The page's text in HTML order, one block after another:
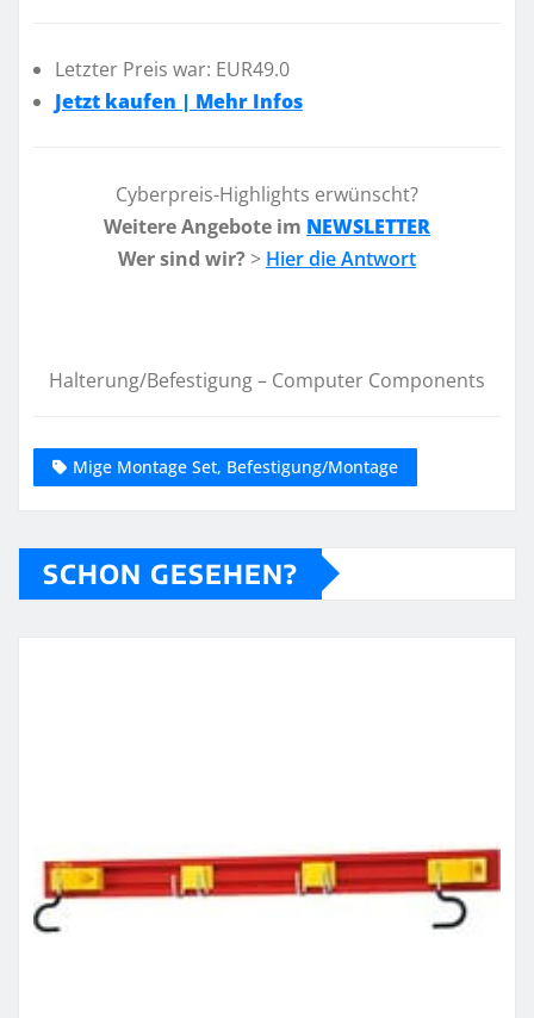
Letzter Preis war: EUR49.0
Jetzt kaufen | Mehr Infos
Cyberpreis-Highlights erwünscht?
Weitere Angebote im NEWSLETTER
Wer sind wir? > Hier die Antwort
Halterung/Befestigung – Computer Components
Mige Montage Set, Befestigung/Montage
SCHON GESEHEN?